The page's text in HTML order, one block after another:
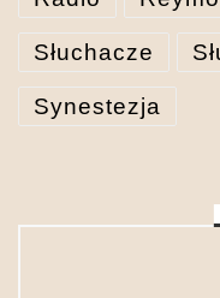
Słuchacze
Synestezja